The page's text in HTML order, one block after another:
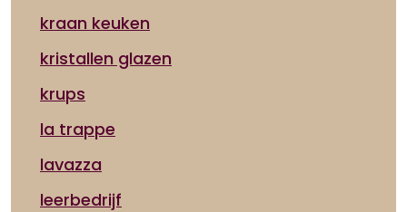
kraan keuken
kristallen glazen
krups
la trappe
lavazza
leerbedrijf